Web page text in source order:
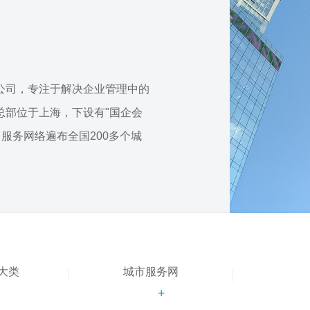
，专注于解决企业管理中的
部位于上海，下设有"国企会
务网络遍布全国200多个城
类 城市服务网
+